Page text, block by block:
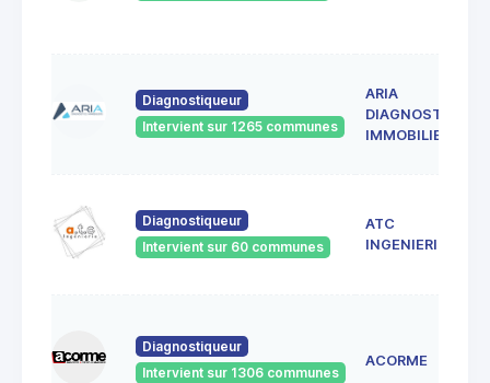
Diagnostiqueur
Intervient sur 1265 communes
ARIA
DIAGNOSTICS
IMMOBILIERS
Diagnostiqueur
Intervient sur 60 communes
ATC
INGENIERIE
Diagnostiqueur
Intervient sur 1306 communes
ACORME